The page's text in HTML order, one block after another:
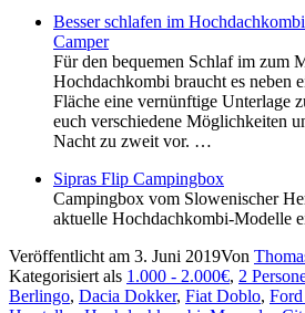
Besser schlafen im
Camper
Für den bequemen Schlaf im zum
Hochdachkombi braucht es neben
Fläche eine vernünftige Unterlage
euch verschiedene Möglichkeiten
Nacht zu zweit vor. …
Sipras Flip Campingbox
Campingbox vom Slowenischer
aktuelle Hochdachkombi-Modelle
Veröffentlicht am 3. Juni 2019Von
Kategorisiert als 1.000 - 2.000€, 2
Berlingo, Dacia Dokker, Fiat Doblo,